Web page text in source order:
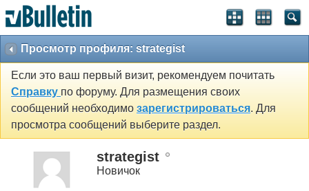
Просмотр профиля: strategist
Если это ваш первый визит, рекомендуем почитать
Справку по форуму. Для размещения своих
сообщений необходимо зарегистрироваться. Для
просмотра сообщений выберите раздел.
strategist
Новичок